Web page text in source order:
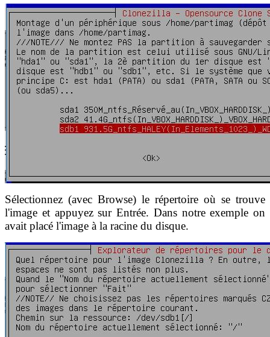
Sélectionnez (avec Browse) le répertoire où se trouve
l'image et appuyez sur Entrée. Dans notre exemple on
avait placé l'image à la racine du disque.